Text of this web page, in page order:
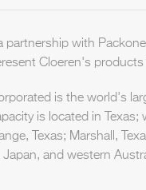
with
Cloeren's
is the world's
is located in
Texas; Marshall,
and western